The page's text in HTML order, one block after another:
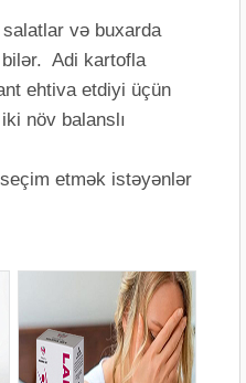
və buxarda
bilər. Adi kartofla
ehtiva etdiyi üçün
növ balanslı
etmək istəyənlər